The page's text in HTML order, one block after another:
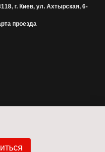
г. Киев, ул. Ахтырская, 6-
проезда